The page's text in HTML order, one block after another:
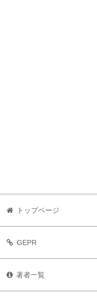
トップページ
GEPR
著者一覧